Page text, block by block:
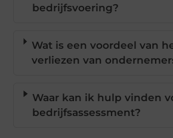
bedrijfsvoering?
Wat is een voordeel van
verliezen van
Waar kan ik hulp vinden
bedrijfsassessment?